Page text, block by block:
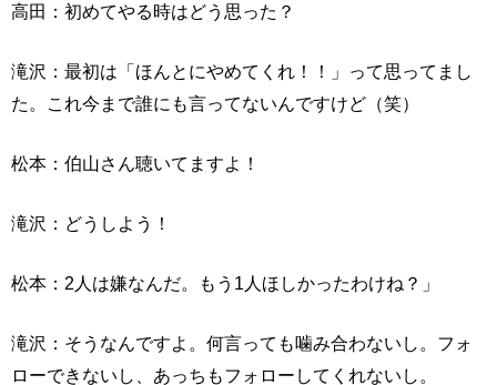
高田：初めてやる時はどう思った？
滝沢：最初は「ほんとにやめてくれ！！」って思ってまし
た。これ今まで誰にも言ってないんですけど（笑）
松本：伯山さん聴いてますよ！
滝沢：どうしよう！
松本：2人は嫌なんだ。もう1人ほしかったわけね？」
滝沢：そうなんですよ。何言っても噛み合わないし。フォ
ローできないし、あっちもフォローしてくれないし。